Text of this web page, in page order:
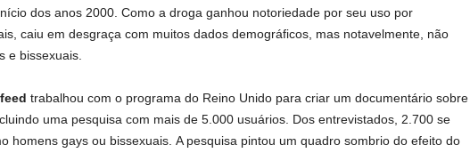
dos anos 2000. Como a droga ganhou notoriedade por seu uso por
caiu em desgraça com muitos dados demográficos, mas notavelmente, não
e bissexuais.
trabalhou com o programa do Reino Unido para criar um documentário sobre
uma pesquisa com mais de 5.000 usuários. Dos entrevistados, 2.700 se
homens gays ou bissexuais. A pesquisa pintou um quadro sombrio do efeito do